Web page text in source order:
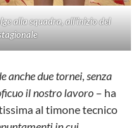
alla squadra, all’inizio del
anche due tornei, senza
il nostro lavoro – ha
al timone tecnico